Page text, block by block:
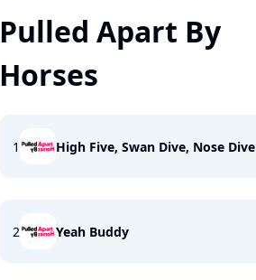
Pulled Apart By
Horses
1 High Five, Swan Dive, Nose Dive
2 Yeah Buddy